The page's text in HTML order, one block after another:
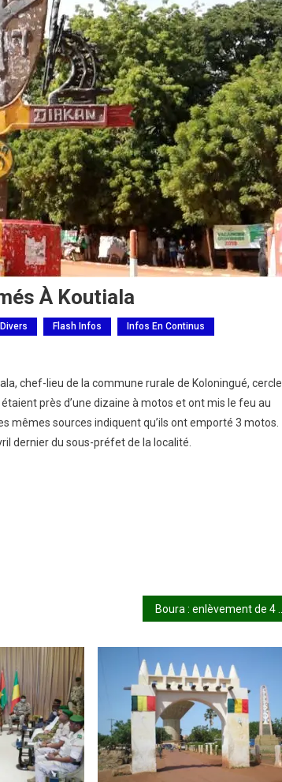
À Koutiala
Flash Infos Infos En Continus
chef-lieu de la commune rurale de Koloningué, cercle
près d’une dizaine à motos et ont mis le feu au
mêmes sources indiquent qu’ils ont emporté 3 motos.
dernier du sous-préfet de la localité.